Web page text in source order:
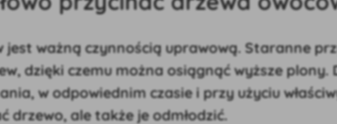
jest ważną czynnością uprawową. Staranne
dzięki czemu można osiągnąć wyższe plony.
w odpowiednim czasie i przy użyciu
drzewo, ale także je odmłodzić.